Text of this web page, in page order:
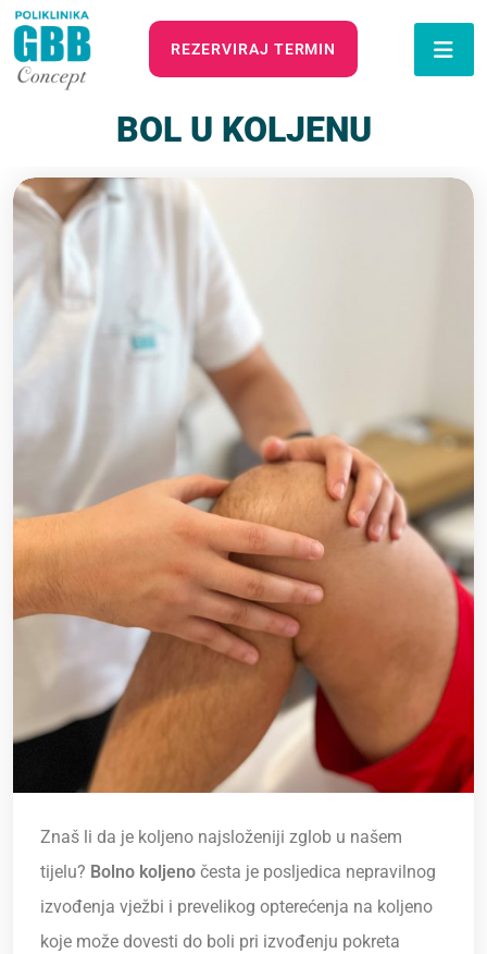
REZERVIRAJ TERMIN
BOL U KOLJENU
Znaš li da je koljeno najsloženiji zglob u našem
tijelu? Bolno koljeno česta je posljedica nepravilnog
izvođenja vježbi i prevelikog opterećenja na koljeno
koje može dovesti do boli pri izvođenju pokreta